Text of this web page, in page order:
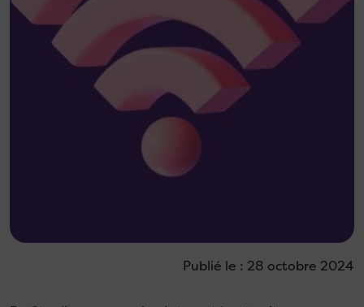
Publié le : 28 octobre 2024